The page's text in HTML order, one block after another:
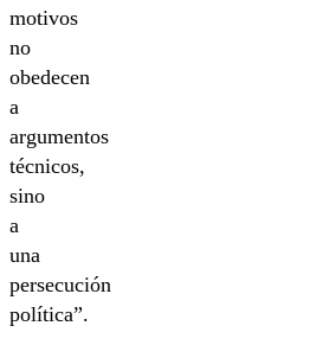
motivos
no
obedecen
a
argumentos
técnicos,
sino
a
una
persecución
política”.